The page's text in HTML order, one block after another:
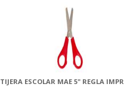
TIJERA ESCOLAR MAE 5" REGLA